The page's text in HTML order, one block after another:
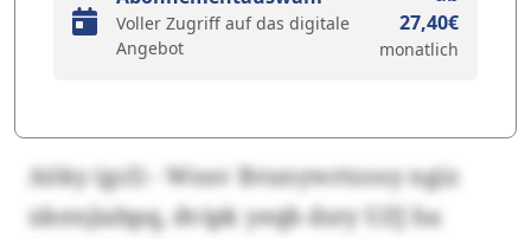
Voller Zugriff auf das digitale
Angebot
27,40€
monatlich
Aöky (gcl) - Wsuv Brunywrtzosy ngiz
xkenjiabpq, dvipk yeqb dsry UZJ ha